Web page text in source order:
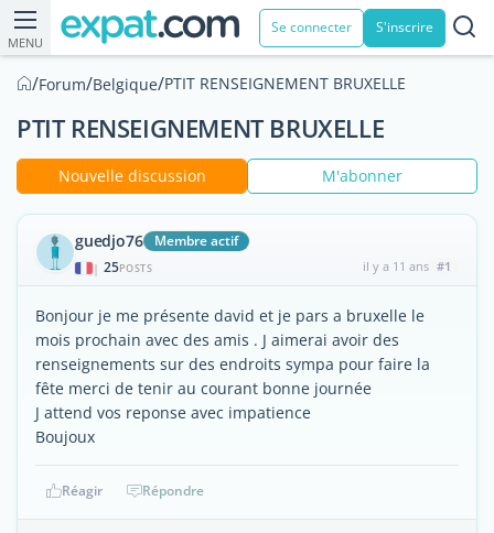
MENU
Se connecter S'inscrire
/Forum/Belgique/PTIT RENSEIGNEMENT BRUXELLE
PTIT RENSEIGNEMENT BRUXELLE
Nouvelle discussion M'abonner
guedjo76 Membre actif
| 25POSTS il y a 11 ans #1
Bonjour je me présente david et je pars a bruxelle le
mois prochain avec des amis . J aimerai avoir des
renseignements sur des endroits sympa pour faire la
fête merci de tenir au courant bonne journée
J attend vos reponse avec impatience
Boujoux
Réagir Répondre